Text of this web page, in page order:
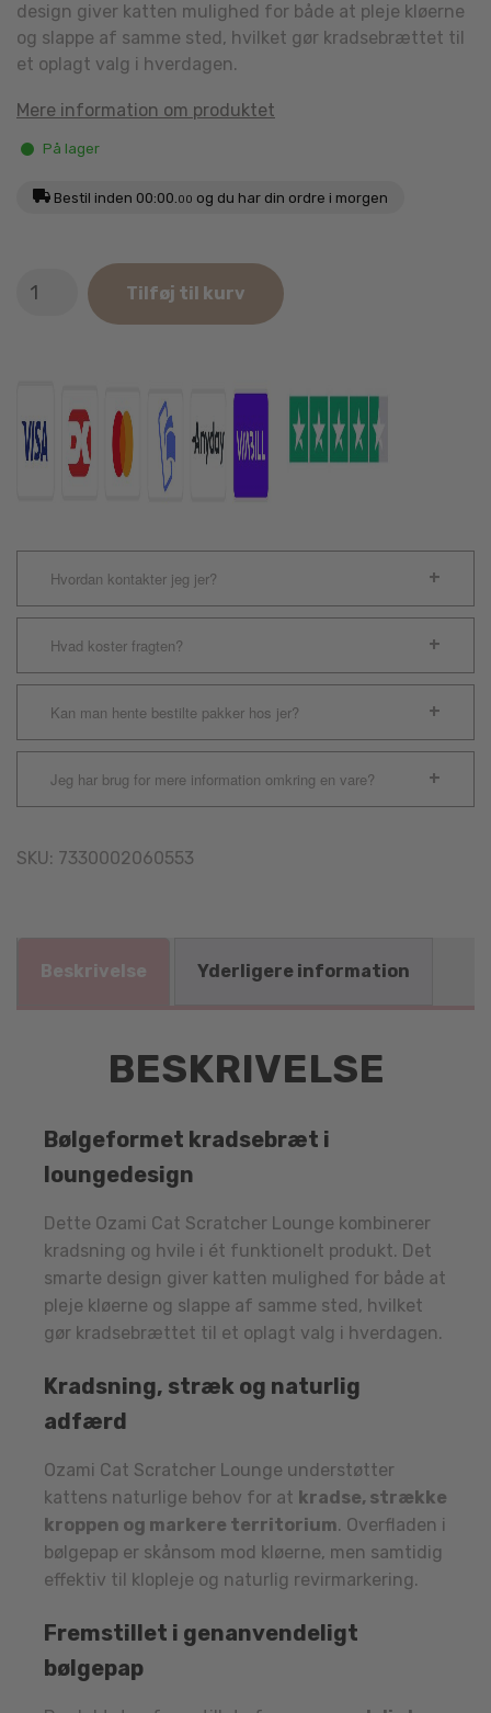
design giver katten mulighed for både at pleje kløerne
og slappe af samme sted, hvilket gør kradsebrættet til
et oplagt valg i hverdagen.
Mere information om produktet
På lager
Bestil inden 00:00. 00 og du har din ordre i morgen
Cat
Tilføj til kurv
Hvordan kontakter jeg jer?
Hvad koster fragten?
Kan man hente bestilte pakker hos jer?
Jeg har brug for mere information omkring en vare?
SKU: 7330002060553
Beskrivelse Yderligere information
BESKRIVELSE
Bølgeformet kradsebræt i
loungedesign
Dette Ozami Cat Scratcher Lounge kombinerer
kradsning og hvile i ét funktionelt produkt. Det
smarte design giver katten mulighed for både at
pleje kløerne og slappe af samme sted, hvilket
gør kradsebrættet til et oplagt valg i hverdagen.
Kradsning, stræk og naturlig
adfærd
Ozami Cat Scratcher Lounge understøtter
kattens naturlige behov for at kradse, strække
kroppen og markere territorium. Overfladen i
bølgepap er skånsom mod kløerne, men samtidig
effektiv til klopleje og naturlig revirmarkering.
Fremstillet i genanvendeligt
bølgepap